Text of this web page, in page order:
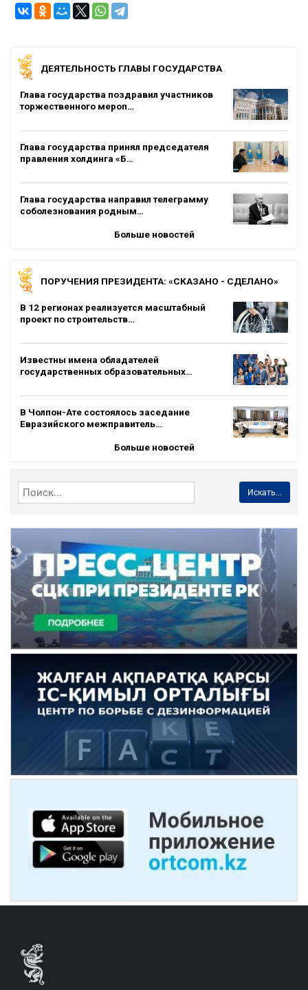
ДЕЯТЕЛЬНОСТЬ ГЛАВЫ ГОСУДАРСТВА
Глава государства поздравил участников
торжественного мероп…
Глава государства принял председателя
правления холдинга «Б…
Глава государства направил телеграмму
соболезнования родным…
Больше новостей
ПОРУЧЕНИЯ ПРЕЗИДЕНТА: «СКАЗАНО - СДЕЛАНО»
В 12 регионах реализуется масштабный
проект по строительств…
Известны имена обладателей
государственных образовательных…
В Чолпон-Ате состоялось заседание
Евразийского межправитель…
Больше новостей
Искать...